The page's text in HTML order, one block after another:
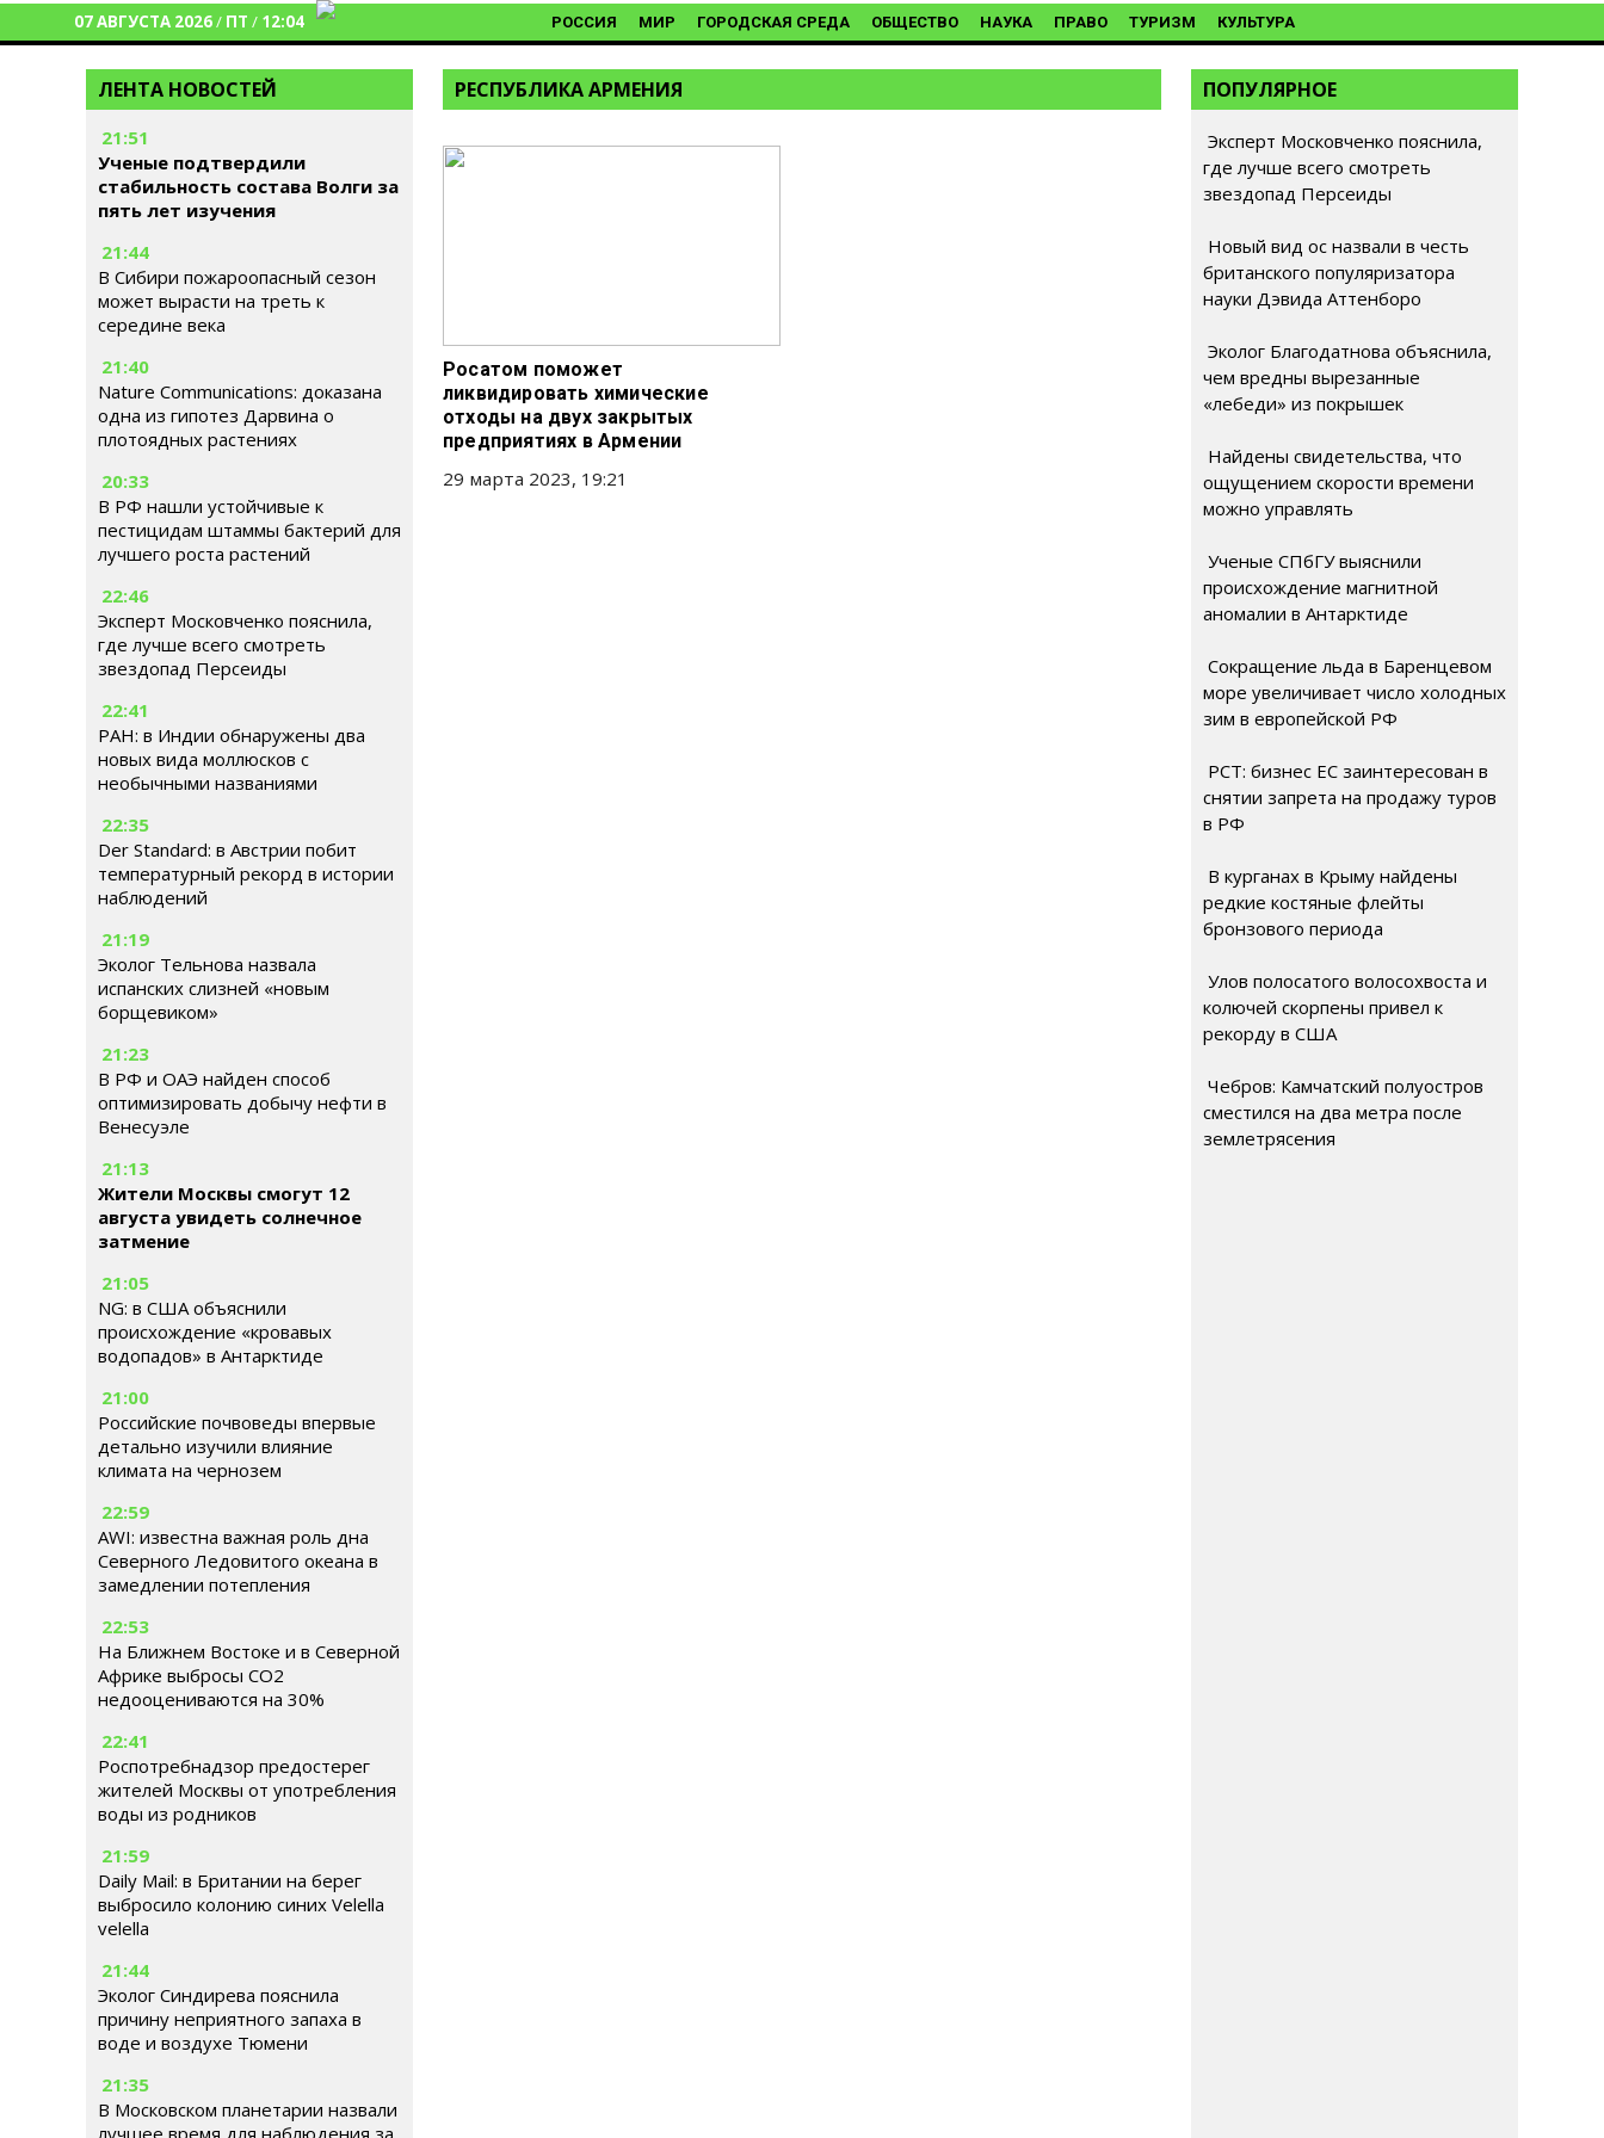
07 АВГУСТА 2026/ ПТ / 12:04 РОССИЯ МИР ГОРОДСКАЯ СРЕДА ОБЩЕСТВО НАУКА ПРАВО ТУРИЗМ КУЛЬТУРА
ЛЕНТА НОВОСТЕЙ
21:51
Ученые подтвердили
стабильность состава Волги за
пять лет изучения
21:44
В Сибири пожароопасный сезон
может вырасти на треть к
середине века
21:40
Nature Communications: доказана
одна из гипотез Дарвина о
плотоядных растениях
20:33
В РФ нашли устойчивые к
пестицидам штаммы бактерий для
лучшего роста растений
22:46
Эксперт Московченко пояснила,
где лучше всего смотреть
звездопад Персеиды
22:41
РАН: в Индии обнаружены два
новых вида моллюсков с
необычными названиями
22:35
Der Standard: в Австрии побит
температурный рекорд в истории
наблюдений
21:19
Эколог Тельнова назвала
испанских слизней «новым
борщевиком»
21:23
В РФ и ОАЭ найден способ
оптимизировать добычу нефти в
Венесуэле
21:13
Жители Москвы смогут 12
августа увидеть солнечное
затмение
21:05
NG: в США объяснили
происхождение «кровавых
водопадов» в Антарктиде
21:00
Российские почвоведы впервые
детально изучили влияние
климата на чернозем
22:59
AWI: известна важная роль дна
Северного Ледовитого океана в
замедлении потепления
22:53
На Ближнем Востоке и в Северной
Африке выбросы CO2
недооцениваются на 30%
22:41
Роспотребнадзор предостерег
жителей Москвы от употребления
воды из родников
21:59
Daily Mail: в Британии на берег
выбросило колонию синих Velella
velella
21:44
Эколог Синдирева пояснила
причину неприятного запаха в
воде и воздухе Тюмени
21:35
В Московском планетарии назвали
лучшее время для наблюдения за
РЕСПУБЛИКА АРМЕНИЯ
Росатом поможет
ликвидировать химические
отходы на двух закрытых
предприятиях в Армении
29 марта 2023, 19:21
ПОПУЛЯРНОЕ
Эксперт Московченко пояснила,
где лучше всего смотреть
звездопад Персеиды
Новый вид ос назвали в честь
британского популяризатора
науки Дэвида Аттенборо
Эколог Благодатнова объяснила,
чем вредны вырезанные
«лебеди» из покрышек
Найдены свидетельства, что
ощущением скорости времени
можно управлять
Ученые СПбГУ выяснили
происхождение магнитной
аномалии в Антарктиде
Сокращение льда в Баренцевом
море увеличивает число холодных
зим в европейской РФ
РСТ: бизнес ЕС заинтересован в
снятии запрета на продажу туров
в РФ
В курганах в Крыму найдены
редкие костяные флейты
бронзового периода
Улов полосатого волосохвоста и
колючей скорпены привел к
рекорду в США
Чебров: Камчатский полуостров
сместился на два метра после
землетрясения